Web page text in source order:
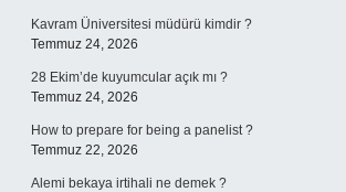
Kavram Üniversitesi müdürü kimdir ?
Temmuz 24, 2026
28 Ekim’de kuyumcular açık mı ?
Temmuz 24, 2026
How to prepare for being a panelist ?
Temmuz 22, 2026
Alemi bekaya irtihali ne demek ?